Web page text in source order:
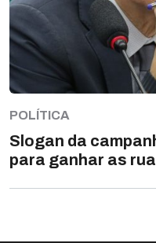
POLÍTICA
Slogan da
para ganhar as